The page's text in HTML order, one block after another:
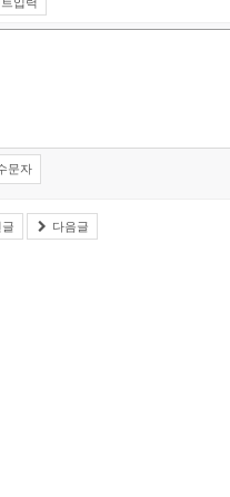
문자
글 다음글